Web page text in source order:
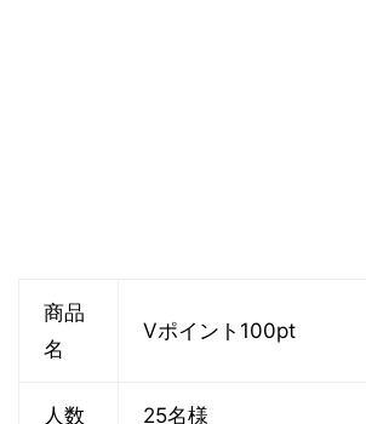
商品
名
Vポイント100pt
人数 25名様